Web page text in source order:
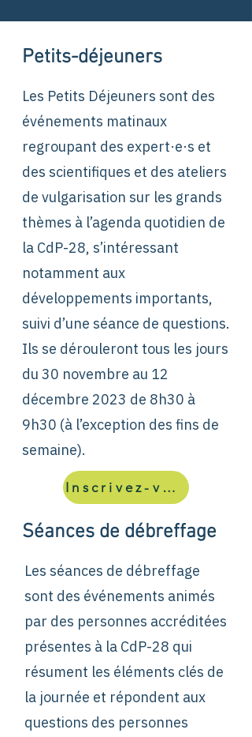
Petits-déjeuners
Les Petits Déjeuners sont des
événements matinaux
regroupant des expert·e·s et
des scientifiques et des ateliers
de vulgarisation sur les grands
thèmes à l’agenda quotidien de
la CdP-28, s’intéressant
notamment aux
développements importants,
suivi d’une séance de questions.
Ils se dérouleront tous les jours
du 30 novembre au 12
décembre 2023 de 8h30 à
9h30 (à l’exception des fins de
semaine).
Inscrivez-vous
Séances de débreffage
Les séances de débreffage
sont des événements animés
par des personnes accréditées
présentes à la CdP-28 qui
résument les éléments clés de
la journée et répondent aux
questions des personnes